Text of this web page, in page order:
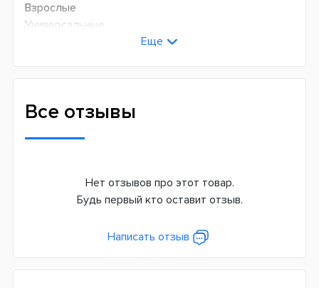
Взрослые
Универсальные
9900
Режимов чистки
Дополнительные функции
Еще
Все отзывы
Нет отзывов про этот товар.
Будь первый кто оставит отзыв.
Написать отзыв